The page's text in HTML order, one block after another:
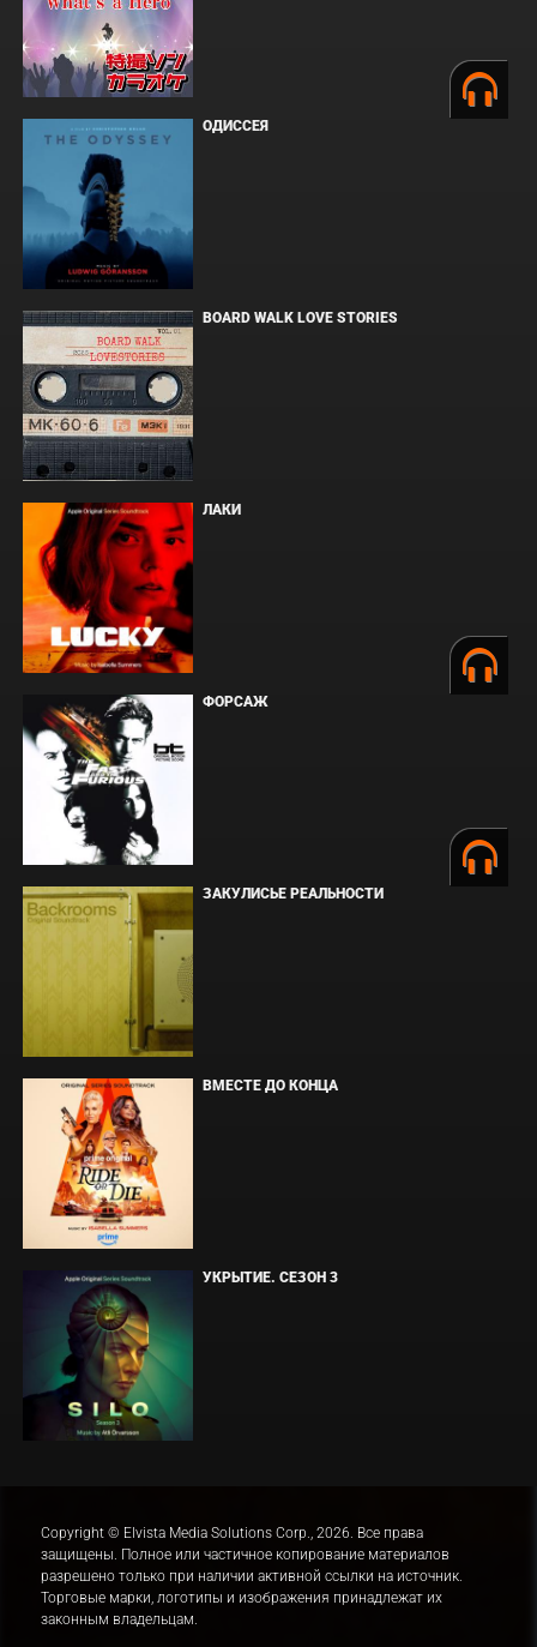
ОДИССЕЯ
BOARD WALK LOVE STORIES
ЛАКИ
ФОРСАЖ
ЗАКУЛИСЬЕ РЕАЛЬНОСТИ
ВМЕСТЕ ДО КОНЦА
УКРЫТИЕ. СЕЗОН 3
Copyright © Elvista Media Solutions Corp., 2026. Все права
защищены. Полное или частичное копирование материалов
разрешено только при наличии активной ссылки на источник.
Торговые марки, логотипы и изображения принадлежат их
законным владельцам.